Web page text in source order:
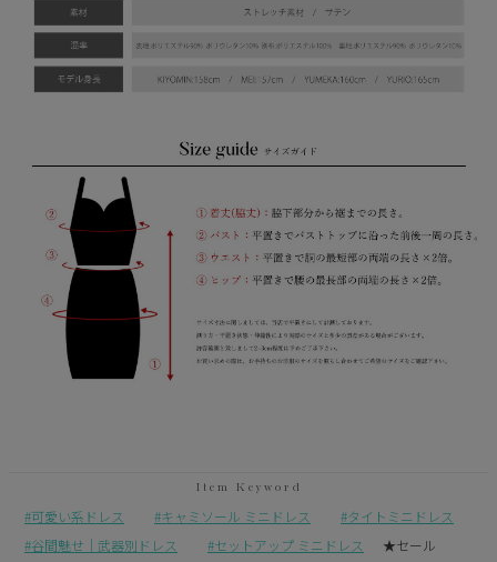
可愛い系ドレス キャミソール ミニドレス
タイトミニドレス
谷間魅せ｜武器別ドレス
セットアップ ミニドレス
★セール